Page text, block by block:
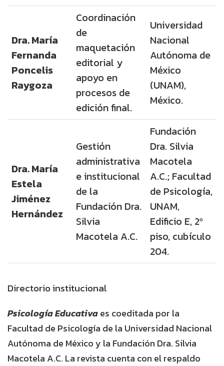
Dra. María
Fernanda
Poncelis
Raygoza
Coordinación
de
maquetación
editorial y
apoyo en
procesos de
edición final.
Universidad
Nacional
Autónoma de
México
(UNAM),
México.
Dra. María
Estela
Jiménez
Hernández
Gestión
administrativa
e institucional
de la
Fundación Dra.
Silvia
Macotela A.C.
Fundación
Dra. Silvia
Macotela
A.C.; Facultad
de Psicología,
UNAM,
Edificio E, 2º
piso, cubículo
204.
Directorio institucional
Psicología Educativaes coeditada por la
Facultad de Psicología de la Universidad Nacional
Autónoma de México y la Fundación Dra. Silvia
Macotela A.C. La revista cuenta con el respaldo